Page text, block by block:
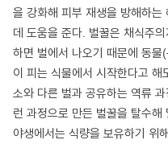
을 강화해 피부 재생을 방해하는
데 도움을 준다. 벌꿀은 채식주
하면 벌에서 나오기 때문에 동물
이 피는 식물에서 시작한다고 해
소와 다른 벌과 공유하는 역류
런 과정으로 만든 벌꿀을 탈수해
야생에서는 식량을 보유하기 위